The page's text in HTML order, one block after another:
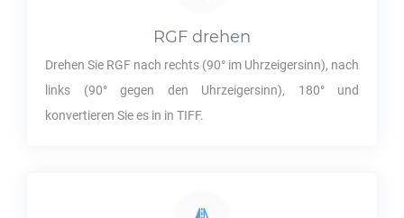
RGF drehen
Drehen Sie RGF nach rechts (90° im Uhrzeigersinn), nach
links (90° gegen den Uhrzeigersinn), 180° und
konvertieren Sie es in in TIFF.